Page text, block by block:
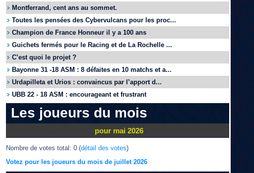
Montferrand, cent ans au sommet.
Toutes les pensées des Cybervulcans pour les proc...
Champion de France Honneur il y a 100 ans
Guichets fermés pour le Racing et de La Rochelle ...
C’est quoi le projet ?
Bayonne 31 -18 ASM : 8 défaites en 10 matchs et a...
Urdapilleta et Urios : convaincus par l’apport d...
UBB 22 - 18 ASM : encourageant et frustrant
Les joueurs du mois
pour mai 2026
Nombre de votes total: 0 (détail des votes)
Votez pour les joueurs du mois de juillet 2026